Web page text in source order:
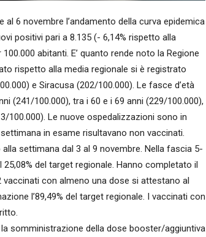
al 6 novembre l’andamento della curva epidemica
positivi pari a 8.135 (- 6,14% rispetto alla
abitanti. E’ quanto rende noto la Regione
rispetto alla media regionale si è registrato
e Siracusa (202/100.000). Le fasce d’età
(241/100.000), tra i 60 e i 69 anni (229/100.000),
100.000). Le nuove ospedalizzazioni sono in
in esame risultavano non vaccinati.
settimana dal 3 al 9 novembre. Nella fascia 5-
del target regionale. Hanno completato il
vaccinati con almeno una dose si attestano al
l’89,49% del target regionale. I vaccinati con
somministrazione della dose booster/aggiuntiva